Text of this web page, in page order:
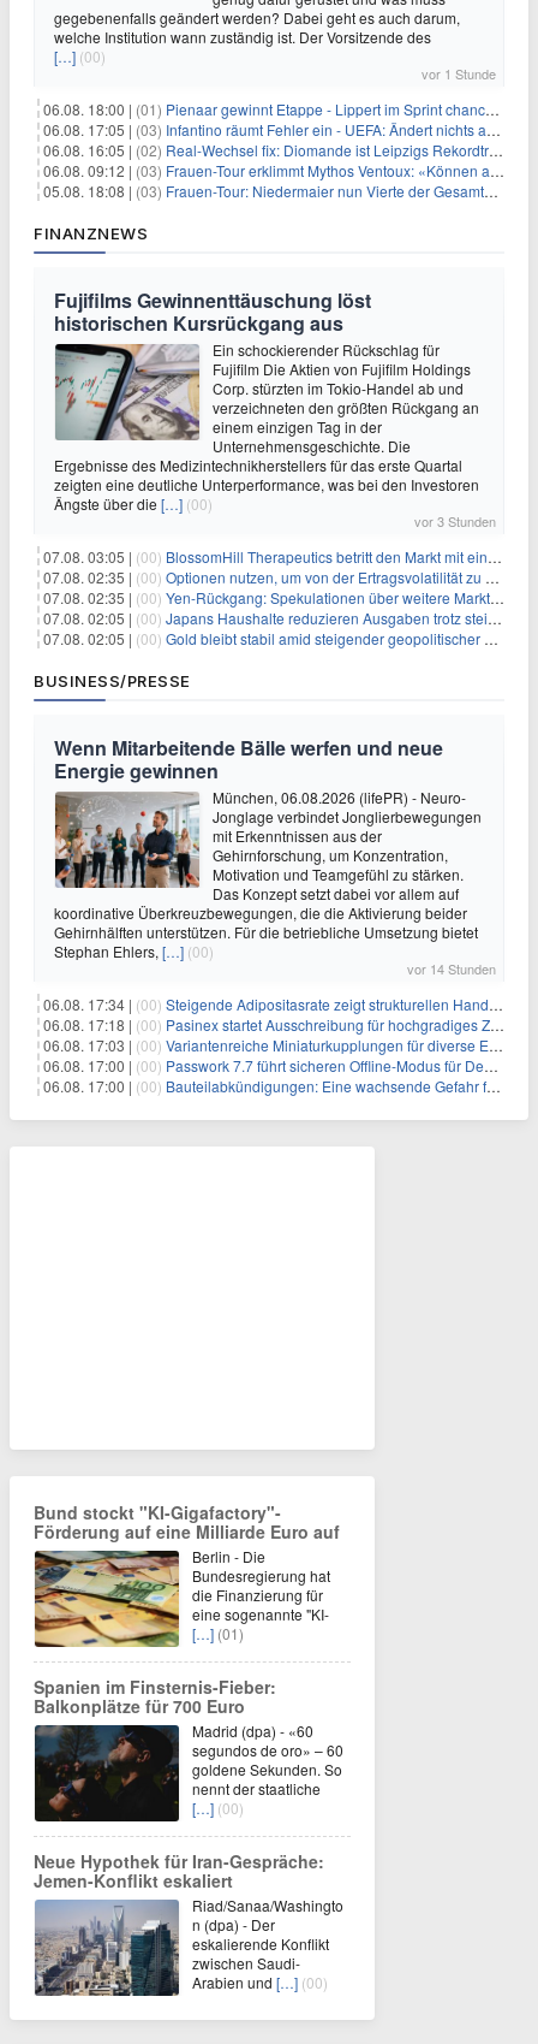
gegebenenfalls geändert werden? Dabei geht es auch darum,
welche Institution wann zuständig ist. Der Vorsitzende des
[…] (00)
vor 1 Stunde
06.08. 18:00 | (01) Pienaar gewinnt Etappe - Lippert im Sprint chancenlos
06.08. 17:05 | (03) Infantino räumt Fehler ein - UEFA: Ändert nichts an Boykott
06.08. 16:05 | (02) Real-Wechsel fix: Diomande ist Leipzigs Rekordtransfer
06.08. 09:12 | (03) Frauen-Tour erklimmt Mythos Ventoux: «Können alles schaffen»
05.08. 18:08 | (03) Frauen-Tour: Niedermaier nun Vierte der Gesamtwertung
FINANZNEWS
Fujifilms Gewinnenttäuschung löst
historischen Kursrückgang aus
Ein schockierender Rückschlag für
Fujifilm Die Aktien von Fujifilm Holdings
Corp. stürzten im Tokio-Handel ab und
verzeichneten den größten Rückgang an
einem einzigen Tag in der
Unternehmensgeschichte. Die
Ergebnisse des Medizintechnikherstellers für das erste Quartal
zeigten eine deutliche Unterperformance, was bei den Investoren
Ängste über die […] (00)
vor 3 Stunden
07.08. 03:05 | (00) BlossomHill Therapeutics betritt den Markt mit einem IPO-Boost von 150 Millionen Dollar
07.08. 02:35 | (00) Optionen nutzen, um von der Ertragsvolatilität zu profitieren
07.08. 02:35 | (00) Yen-Rückgang: Spekulationen über weitere Marktinterventionen nehmen zu
07.08. 02:05 | (00) Japans Haushalte reduzieren Ausgaben trotz steigender Löhne: Ein Warnsignal für das Wachstum
07.08. 02:05 | (00) Gold bleibt stabil amid steigender geopolitischer Spannungen im Persischen Golf
BUSINESS/PRESSE
Wenn Mitarbeitende Bälle werfen und neue
Energie gewinnen
München, 06.08.2026 (lifePR) - Neuro-
Jonglage verbindet Jonglierbewegungen
mit Erkenntnissen aus der
Gehirnforschung, um Konzentration,
Motivation und Teamgefühl zu stärken.
Das Konzept setzt dabei vor allem auf
koordinative Überkreuzbewegungen, die die Aktivierung beider
Gehirnhälften unterstützen. Für die betriebliche Umsetzung bietet
Stephan Ehlers, […] (00)
vor 14 Stunden
06.08. 17:34 | (00) Steigende Adipositasrate zeigt strukturellen Handlungsbedarf bei der Ernährung schulpflichtiger Kinder
06.08. 17:18 | (00) Pasinex startet Ausschreibung für hochgradiges Zinksulfidkonzentrat mit Germanium- und Silbergehalten und stellt ein Betriebsupdate bereit
06.08. 17:03 | (00) Variantenreiche Miniaturkupplungen für diverse Einsatzbereiche
06.08. 17:00 | (00) Passwork 7.7 führt sicheren Offline-Modus für Desktop- und Mobile-Apps ein
06.08. 17:00 | (00) Bauteilabkündigungen: Eine wachsende Gefahr für industrielle Elektroniksysteme
Bund stockt "KI-Gigafactory"-
Förderung auf eine Milliarde Euro auf
Berlin - Die
Bundesregierung hat
die Finanzierung für
eine sogenannte "KI-
[…] (01)
Spanien im Finsternis-Fieber:
Balkonplätze für 700 Euro
Madrid (dpa) - «60
segundos de oro» – 60
goldene Sekunden. So
nennt der staatliche
[…] (00)
Neue Hypothek für Iran-Gespräche:
Jemen-Konflikt eskaliert
Riad/Sanaa/Washingto
n (dpa) - Der
eskalierende Konflikt
zwischen Saudi-
Arabien und […] (00)